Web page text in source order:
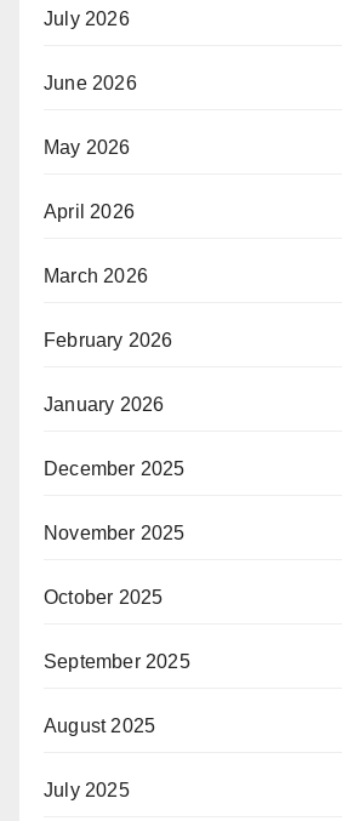
July 2026
June 2026
May 2026
April 2026
March 2026
February 2026
January 2026
December 2025
November 2025
October 2025
September 2025
August 2025
July 2025